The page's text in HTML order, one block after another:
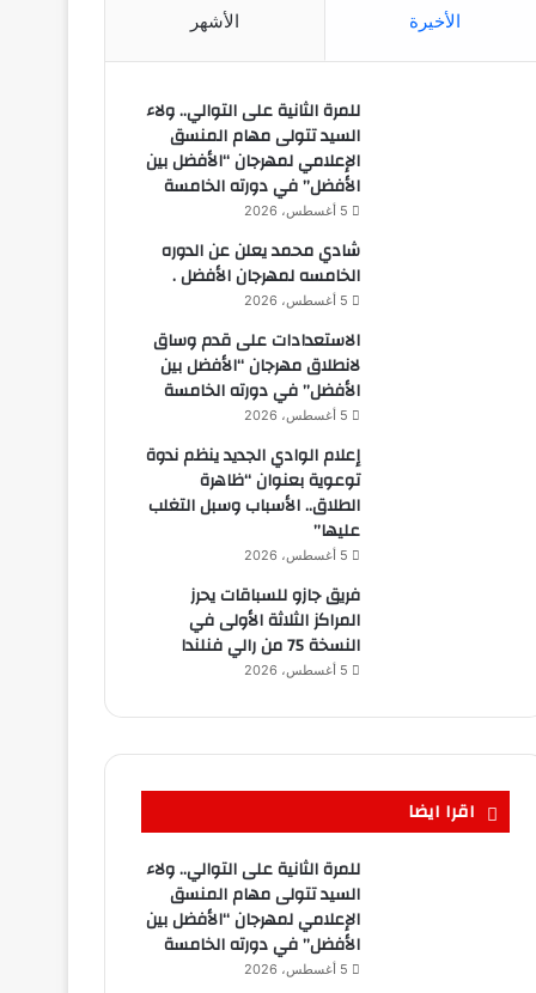
الأخيرة الأشهر
للمرة الثانية على التوالي.. ولاء
السيد تتولى مهام المنسق
الإعلامي لمهرجان “الأفضل بين
الأفضل” في دورته الخامسة
5 أغسطس، 2026
شادي محمد يعلن عن الدوره
الخامسه لمهرجان الأفضل .
5 أغسطس، 2026
الاستعدادات على قدم وساق
لانطلاق مهرجان “الأفضل بين
الأفضل” في دورته الخامسة
5 أغسطس، 2026
إعلام الوادي الجديد ينظم ندوة
توعوية بعنوان “ظاهرة
الطلاق.. الأسباب وسبل التغلب
عليها”
5 أغسطس، 2026
فريق جازو للسباقات يحرز
المراكز الثلاثة الأولى في
النسخة 75 من رالي فنلندا
5 أغسطس، 2026
اقرا ايضا
للمرة الثانية على التوالي.. ولاء
السيد تتولى مهام المنسق
الإعلامي لمهرجان “الأفضل بين
الأفضل” في دورته الخامسة
5 أغسطس، 2026